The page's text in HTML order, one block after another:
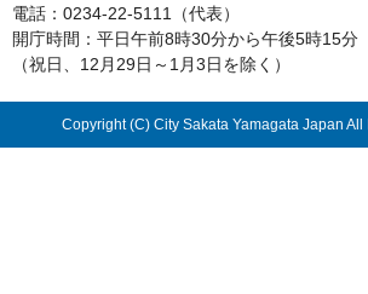
電話：0234-22-5111（代表）
開庁時間：平日午前8時30分から午後5時15分
（祝日、12月29日～1月3日を除く）
Copyright (C) City Sakata Yamagata Japan